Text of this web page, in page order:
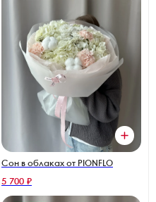
Сон в облаках от PIONFLO
5 700 ₽